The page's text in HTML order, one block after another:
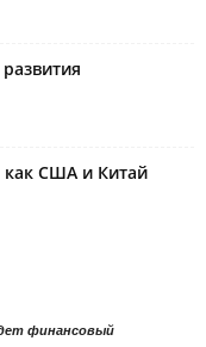
как США и Китай
финансовый